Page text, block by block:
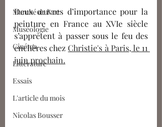
Marché de l'art
Muséologie
Cinéma
Littérature
Essais
L'article du mois
Nicolas Bousser
Deux œuvres d’importance pour la
peinture en France au XVIe siècle
s’apprêtent à passer sous le feu des
enchères chez Christie's à Paris, le 11
juin prochain.